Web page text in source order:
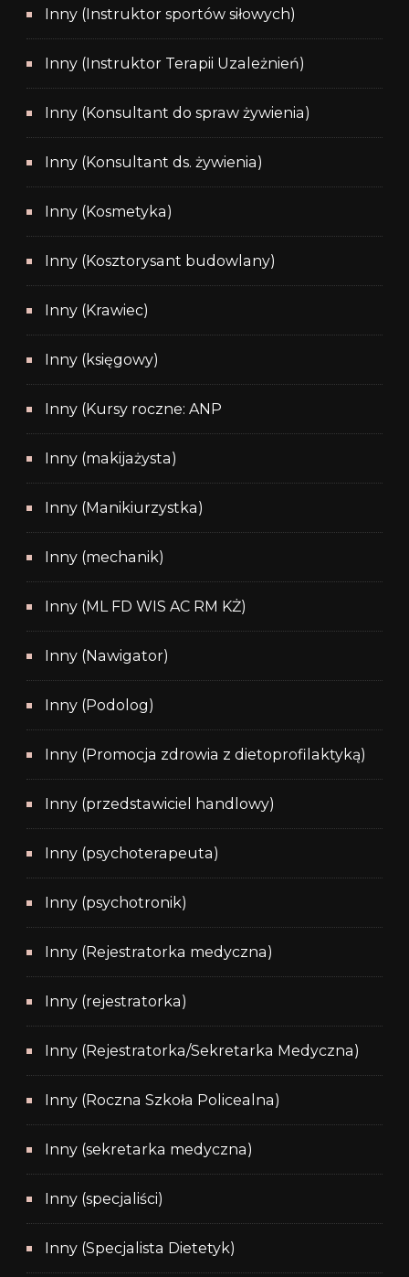
Inny (Instruktor sportów siłowych)
Inny (Instruktor Terapii Uzależnień)
Inny (Konsultant do spraw żywienia)
Inny (Konsultant ds. żywienia)
Inny (Kosmetyka)
Inny (Kosztorysant budowlany)
Inny (Krawiec)
Inny (księgowy)
Inny (Kursy roczne: ANP
Inny (makijażysta)
Inny (Manikiurzystka)
Inny (mechanik)
Inny (ML FD WIS AC RM KŻ)
Inny (Nawigator)
Inny (Podolog)
Inny (Promocja zdrowia z dietoprofilaktyką)
Inny (przedstawiciel handlowy)
Inny (psychoterapeuta)
Inny (psychotronik)
Inny (Rejestratorka medyczna)
Inny (rejestratorka)
Inny (Rejestratorka/Sekretarka Medyczna)
Inny (Roczna Szkoła Policealna)
Inny (sekretarka medyczna)
Inny (specjaliści)
Inny (Specjalista Dietetyk)